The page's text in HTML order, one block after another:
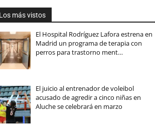
más vistos
El Hospital Rodríguez Lafora estrena en
Madrid un programa de terapia con
perros para trastorno ment…
El juicio al entrenador de voleibol
acusado de agredir a cinco niñas en
Aluche se celebrará en marzo